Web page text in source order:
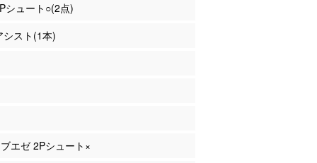
シュート○(2点)
スト(1本)
エゼ 2Pシュート×